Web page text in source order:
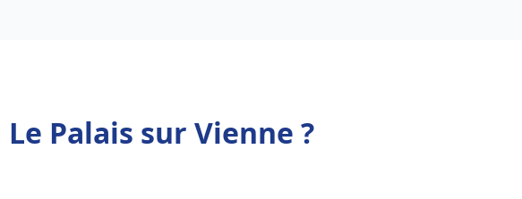
Palais sur Vienne ?